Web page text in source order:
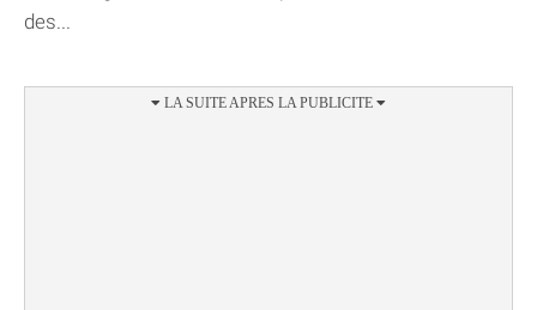
des...